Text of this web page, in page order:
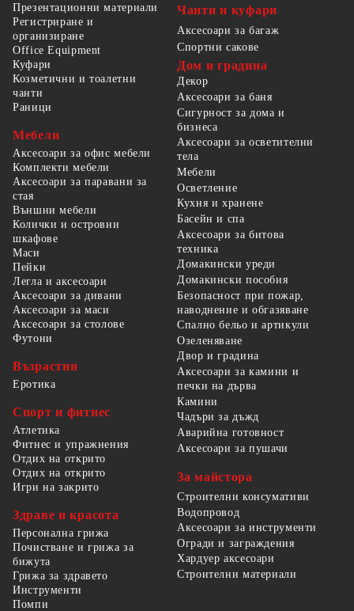
Презентационни материали
Регистриране и
организиране
Office Equipment
Чанти и куфари
Аксесоари за багаж
Спортни сакове
Куфари
Козметични и тоалетни
чанти
Раници
Мебели
Аксесоари за офис мебели
Комплекти мебели
Аксесоари за паравани за
стая
Външни мебели
Колички и островни
шкафове
Маси
Пейки
Легла и аксесоари
Аксесоари за дивани
Аксесоари за маси
Аксесоари за столове
Футони
Възрастни
Еротика
Спорт и фитнес
Атлетика
Фитнес и упражнения
Отдих на открито
Отдих на открито
Игри на закрито
Здраве и красота
Персонална грижа
Почистване и грижа за
бижута
Грижа за здравето
Дом и градина
Декор
Аксесоари за баня
Сигурност за дома и
бизнеса
Аксесоари за осветителни
тела
Мебели
Осветление
Кухня и хранене
Басейн и спа
Аксесоари за битова
техника
Домакински уреди
Домакински пособия
Безопасност при пожар,
наводнение и обгазяване
Спално бельо и артикули
Озеленяване
Двор и градина
Аксесоари за камини и
печки на дърва
Камини
Чадъри за дъжд
Аварийна готовност
Аксесоари за пушачи
За майстора
Строителни консумативи
Водопровод
Аксесоари за инструменти
Огради и заграждения
Хардуер аксесоари
Строителни материали
Инструменти
Помпи